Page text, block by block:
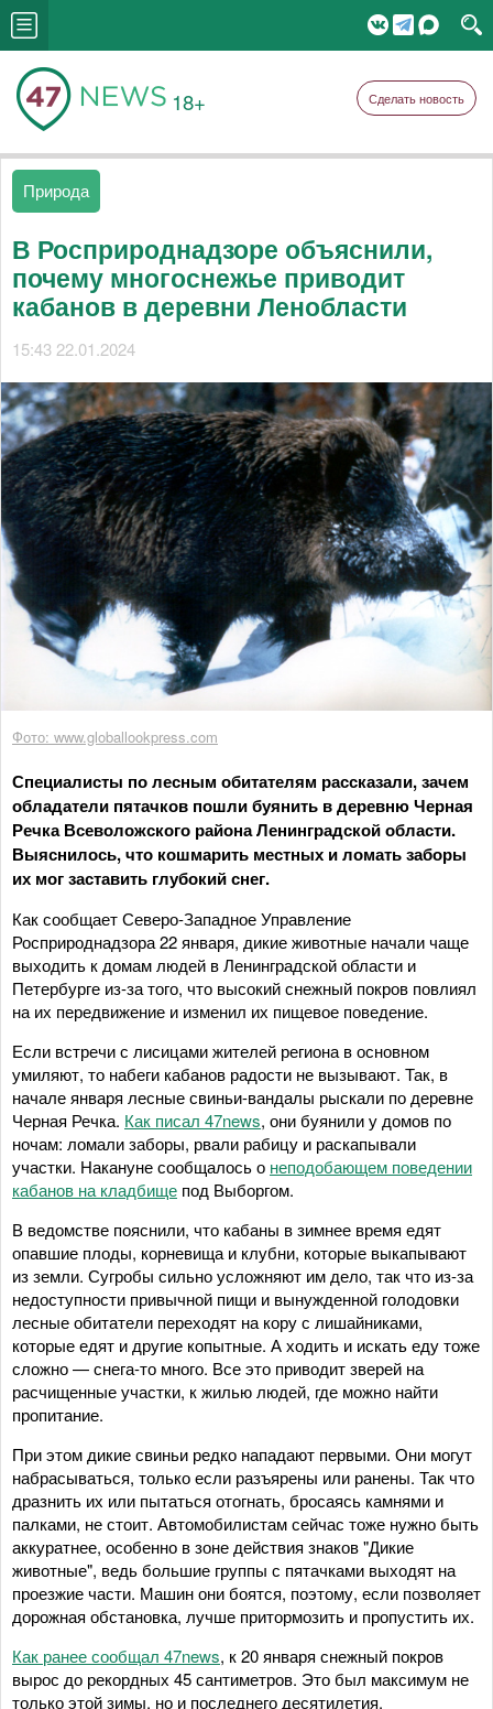
18+ Сделать новость
Природа
В Росприроднадзоре объяснили,
почему многоснежье приводит
кабанов в деревни Ленобласти
15:43 22.01.2024
Фото: www.globallookpress.com
Специалисты по лесным обитателям рассказали, зачем
обладатели пятачков пошли буянить в деревню Черная
Речка Всеволожского района Ленинградской области.
Выяснилось, что кошмарить местных и ломать заборы
их мог заставить глубокий снег.
Как сообщает Северо-Западное Управление
Росприроднадзора 22 января, дикие животные начали чаще
выходить к домам людей в Ленинградской области и
Петербурге из-за того, что высокий снежный покров повлиял
на их передвижение и изменил их пищевое поведение.
Если встречи с лисицами жителей региона в основном
умиляют, то набеги кабанов радости не вызывают. Так, в
начале января лесные свиньи-вандалы рыскали по деревне
Черная Речка. Как писал 47news, они буянили у домов по
ночам: ломали заборы, рвали рабицу и раскапывали
участки. Накануне сообщалось о неподобающем поведении
кабанов на кладбище под Выборгом.
В ведомстве пояснили, что кабаны в зимнее время едят
опавшие плоды, корневища и клубни, которые выкапывают
из земли. Сугробы сильно усложняют им дело, так что из-за
недоступности привычной пищи и вынужденной голодовки
лесные обитатели переходят на кору с лишайниками,
которые едят и другие копытные. А ходить и искать еду тоже
сложно — снега-то много. Все это приводит зверей на
расчищенные участки, к жилью людей, где можно найти
пропитание.
При этом дикие свиньи редко нападают первыми. Они могут
набрасываться, только если разъярены или ранены. Так что
дразнить их или пытаться отогнать, бросаясь камнями и
палками, не стоит. Автомобилистам сейчас тоже нужно быть
аккуратнее, особенно в зоне действия знаков "Дикие
животные", ведь большие группы с пятачками выходят на
проезжие части. Машин они боятся, поэтому, если позволяет
дорожная обстановка, лучше притормозить и пропустить их.
Как ранее сообщал 47news, к 20 января снежный покров
вырос до рекордных 45 сантиметров. Это был максимум не
только этой зимы, но и последнего десятилетия.